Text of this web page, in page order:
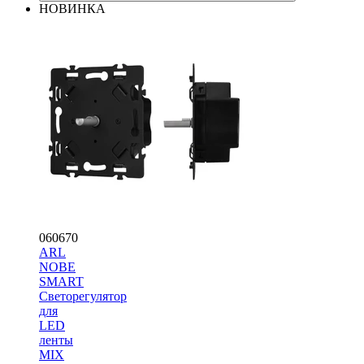
НОВИНКА
060670
ARL
NOBE
SMART
Светорегулятор
для
LED
ленты
MIX